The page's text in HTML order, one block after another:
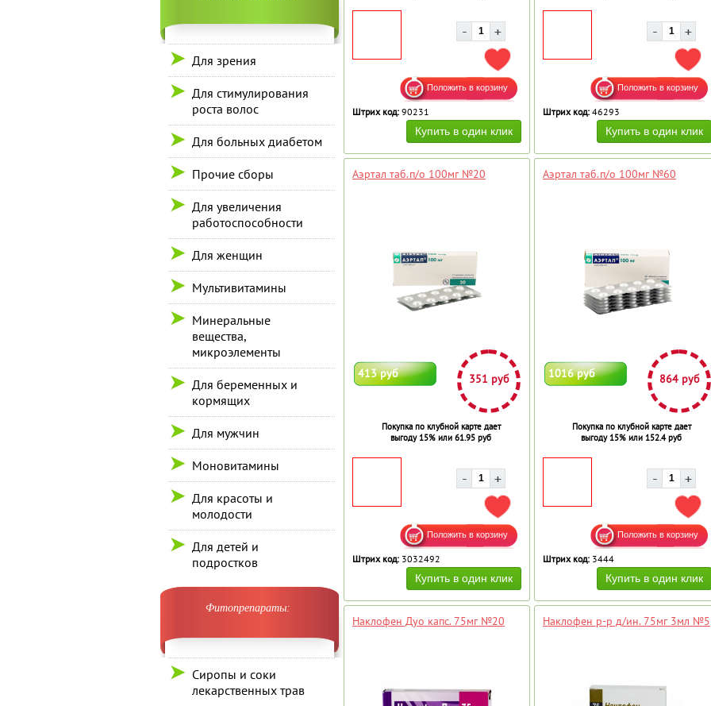
Для зрения
Для стимулирования
роста волос
Для больных диабетом
Прочие сборы
Для увеличения
работоспособности
Для женщин
Мультивитамины
Минеральные
вещества,
микроэлементы
Для беременных и
кормящих
Для мужчин
Моновитамины
Для красоты и
молодости
Для детей и
подростков
Фитопрепараты:
Сиропы и соки
лекарственных трав
ДОБАВИТЬ В ИЗБРАННОЕ
Штрих код: 90231 Штрих код: 46293
Аэртал таб.п/о 100мг №20
413 руб 351 руб
Покупка по клубной карте дает
выгоду 15% или 61.95 руб
ДОБАВИТЬ В ИЗБРАННОЕ
Штрих код: 3032492
Аэртал таб.п/о 100мг №60
1016 руб 864 руб
Покупка по клубной карте дает
выгоду 15% или 152.4 руб
Штрих код: 3444
Наклофен Дуо капс. 75мг №20 Наклофен р-р д/ин. 75мг 3мл №5